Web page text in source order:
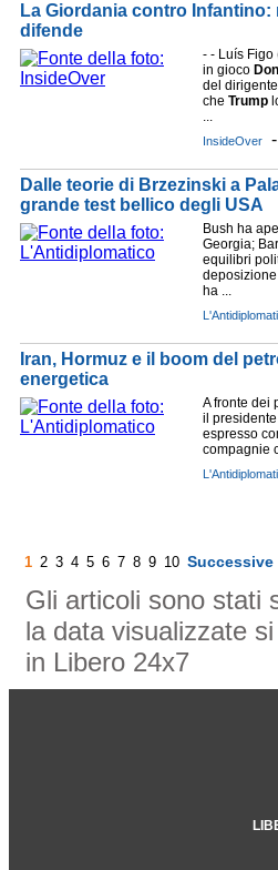
La Giordania contro
difende
- - Luís Figo
in gioco
del
che Trump
...
InsideOver -
Dalle teorie di Brzezinski a
grande test bellico degli USA
Bush ha
Georgia;
equilibri
ha ...
Iran, Hormuz e il boom del
energetica
A fronte dei
il
espresso
compagnie
1 2 3 4 5 6 7 8 9 10 Successive
Gli articoli sono stati
la data visualizzate
in Libero 24x7